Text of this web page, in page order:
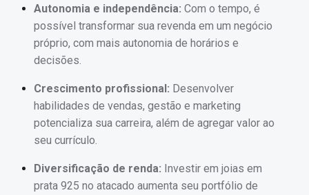
Autonomia e independência: Com o tempo, é
possível transformar sua revenda em um negócio
próprio, com mais autonomia de horários e
decisões.
Crescimento profissional: Desenvolver
habilidades de vendas, gestão e marketing
potencializa sua carreira, além de agregar valor ao
seu currículo.
Diversificação de renda: Investir em joias em
prata 925 no atacado aumenta seu portfólio de